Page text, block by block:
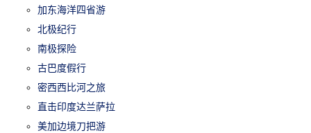
加东海洋四省游
北极纪行
南极探险
古巴度假行
密西西比河之旅
直击印度达兰萨拉
美加边境刀把游